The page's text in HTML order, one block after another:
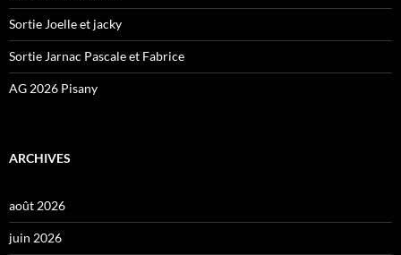
Sortie Joelle et jacky
Sortie Jarnac Pascale et Fabrice
AG 2026 Pisany
ARCHIVES
août 2026
juin 2026